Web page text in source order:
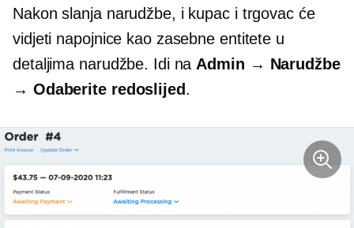
Nakon slanja narudžbe, i kupac i trgovac će
vidjeti napojnice kao zasebne entitete u
detaljima narudžbe. Idi na Admin → Narudžbe
→ Odaberite redoslijed.